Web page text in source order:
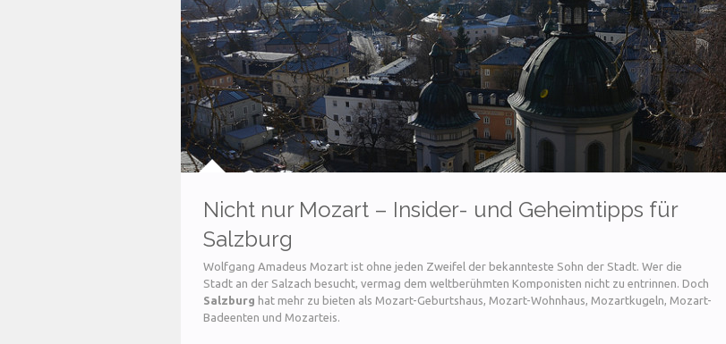
Nicht nur Mozart – Insider- und Geheimtipps für
Salzburg
Wolfgang Amadeus Mozart ist ohne jeden Zweifel der bekannteste Sohn der Stadt. Wer die
Stadt an der Salzach besucht, vermag dem weltberühmten Komponisten nicht zu entrinnen. Doch
Salzburg hat mehr zu bieten als Mozart-Geburtshaus, Mozart-Wohnhaus, Mozartkugeln, Mozart-
Badeenten und Mozarteis.